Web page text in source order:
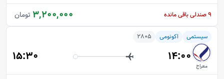
3,200,000 تومان 9صندلی باقی مانده
سیستمی اکونومی 2805
معراج
14:00
15:30